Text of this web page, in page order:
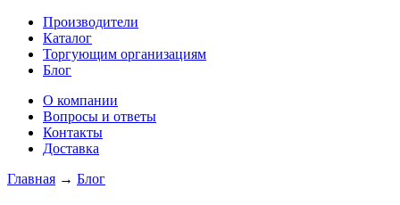
Производители
Каталог
Торгующим организациям
Блог
О компании
Вопросы и ответы
Контакты
Доставка
Главная → Блог